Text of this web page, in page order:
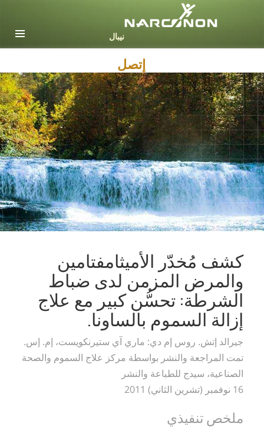
Czech
Turkish
جميع المناطق / اللغات
إتصل
كشف مُخدّر الأميثامفتامين
والمرض المزمن لدى ضباط
الشرطة: تحسُّن كبير مع علاج
إزالة السموم بالساونا.
جيرالد إتش. روس إم دي: ماري آي ستيرنكويست، إم. إس.
تمت المراجعة والنشر بواسطة مركز علاج السموم والصحة
الصناعية، سيدج للطباعة والنشر
16 نوفمبر (تشرين الثاني) 2011
ملخص تنفيذي